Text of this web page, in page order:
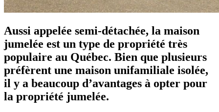
Aussi appelée semi-détachée, la maison
jumelée est un type de propriété très
populaire au Québec. Bien que plusieurs
préfèrent une maison unifamiliale isolée,
il y a beaucoup d’avantages à opter pour
la propriété jumelée.